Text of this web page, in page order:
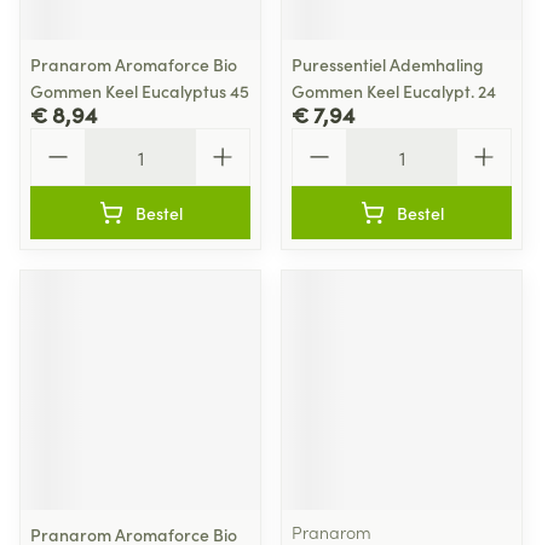
Pranarom Aromaforce Bio
Gommen Keel Eucalyptus 45
€ 8,94
Bestel
Puressentiel Ademhaling
Gommen Keel Eucalypt. 24
€ 7,94
Bestel
Pranarom Aromaforce Bio
Pranarom